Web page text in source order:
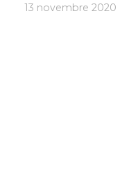
13 novembre 2020